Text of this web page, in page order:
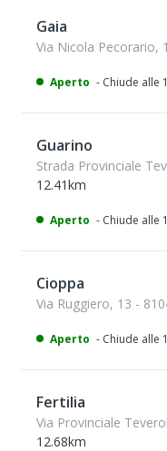
Gaia
Via Nicola Pecorario,
Aperto - Chiude alle
Guarino
Strada Provinciale
12.41km
Aperto - Chiude alle
Cioppa
Via Ruggiero, 13 -
Aperto - Chiude alle
Fertilia
Via Provinciale
12.68km